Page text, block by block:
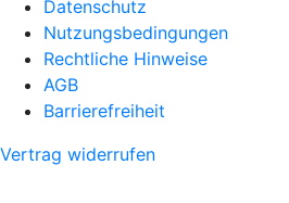
Datenschutz
Nutzungsbedingungen
Rechtliche Hinweise
AGB
Barrierefreiheit
Vertrag widerrufen